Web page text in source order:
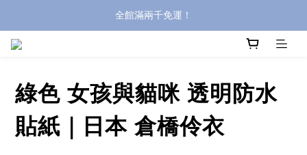
全館滿兩千免運！
全館滿兩千免運！
綠色 女孩與貓咪 透明防水
貼紙｜日本 倉橋伶衣